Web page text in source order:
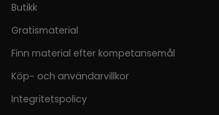
Butikk
Gratismaterial
Finn material efter kompetansemål
Köp- och användarvillkor
Integritetspolicy